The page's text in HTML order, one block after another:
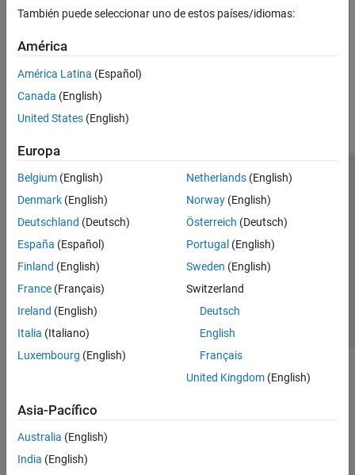
También puede seleccionar uno de estos países/idiomas:
América
América Latina (Español)
Canada (English)
United States (English)
Europa
Belgium (English)
Denmark (English)
Deutschland (Deutsch)
España (Español)
Finland (English)
France (Français)
Ireland (English)
Italia (Italiano)
Luxembourg (English)
Netherlands(English)
Norway(English)
Österreich (Deutsch)
Portugal (English)
Sweden (English)
Switzerland
Deutsch
English
Français
United Kingdom(English)
Asia-Pacífico
Australia (English)
India (English)
Centro de confianza
Marcas comerciales
Política de privacidad
Antipiratería
Estado de las aplicaciones
Información de contacto
© 1994-2026 The MathWorks, Inc.